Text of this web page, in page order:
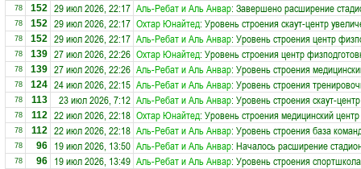
78 152 29 июл 2026, 22:17 Аль-Ребат и Аль Анвар: Завершено расширение
78 152 29 июл 2026, 22:17 Охтар Юнайтед: Уровень строения скаут-центр
78 152 29 июл 2026, 22:17 Аль-Ребат и Аль Анвар: Уровень строения центр
78 139 27 июл 2026, 22:26 Охтар Юнайтед: Уровень строения центр
78 139 27 июл 2026, 22:26 Аль-Ребат и Аль Анвар: Уровень строения
78 124 24 июл 2026, 22:15 Аль-Ребат и Аль Анвар: Уровень строения
78 113 23 июл 2026, 7:12 Аль-Ребат и Аль Анвар: Уровень строения скаут-
78 112 22 июл 2026, 22:18 Охтар Юнайтед: Уровень строения медицинский
78 112 22 июл 2026, 22:18 Аль-Ребат и Аль Анвар: Уровень строения база
78 96 19 июл 2026, 13:50 Аль-Ребат и Аль Анвар: Началось расширение
78 96 19 июл 2026, 13:49 Аль-Ребат и Аль Анвар: Уровень строения